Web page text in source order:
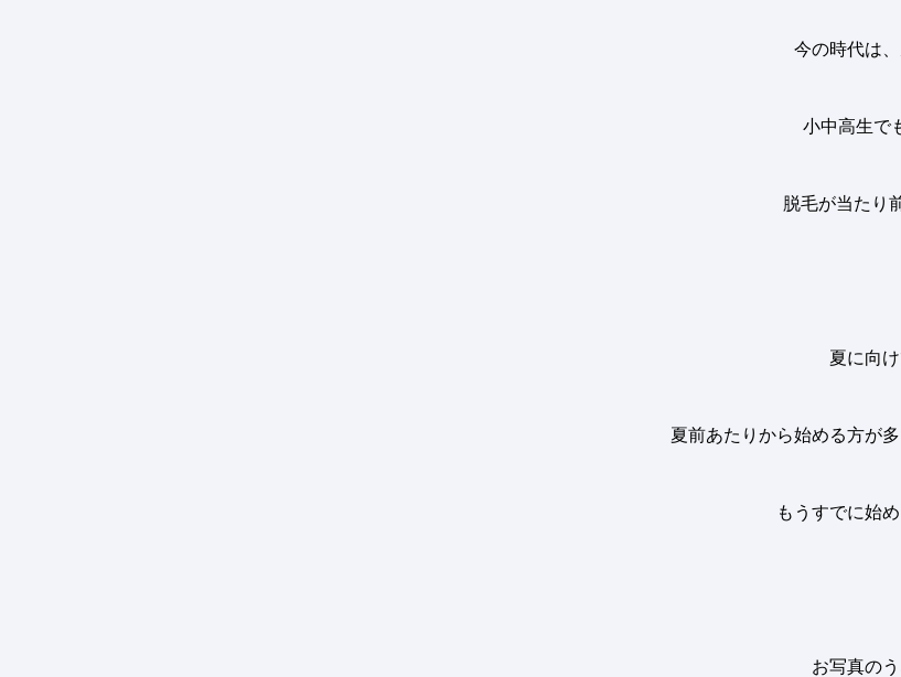
今の時代は
小中高生で
脱毛が当たり
夏に向
夏前あたりから始める方が多
もうすでに始
お写真の